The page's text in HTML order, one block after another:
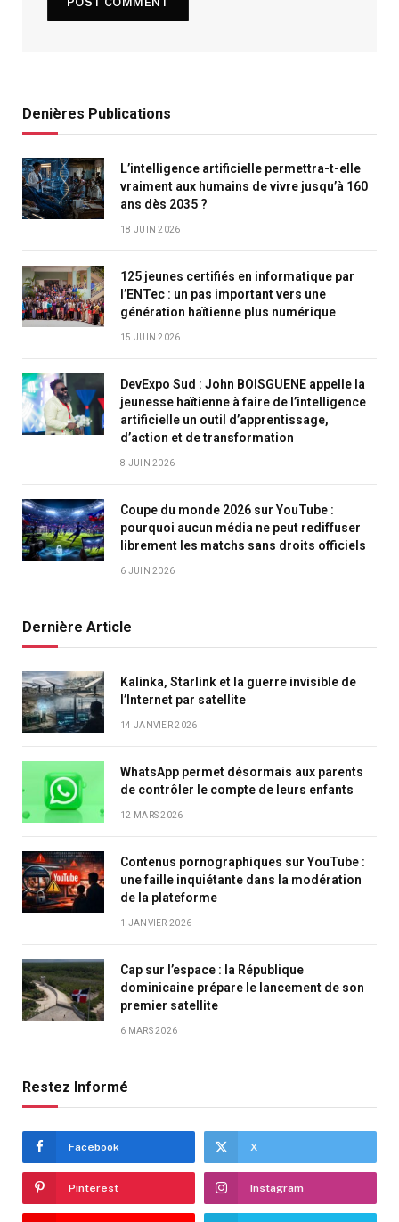
Denières Publications
L’intelligence artificielle permettra-t-elle
vraiment aux humains de vivre jusqu’à 160
ans dès 2035 ?
18 JUIN 2026
125 jeunes certifiés en informatique par
l’ENTec : un pas important vers une
génération haïtienne plus numérique
15 JUIN 2026
DevExpo Sud : John BOISGUENE appelle la
jeunesse haïtienne à faire de l’intelligence
artificielle un outil d’apprentissage,
d’action et de transformation
8 JUIN 2026
Coupe du monde 2026 sur YouTube :
pourquoi aucun média ne peut rediffuser
librement les matchs sans droits officiels
6 JUIN 2026
Dernière Article
Kalinka, Starlink et la guerre invisible de
l’Internet par satellite
14 JANVIER 2026
WhatsApp permet désormais aux parents
de contrôler le compte de leurs enfants
12 MARS 2026
Contenus pornographiques sur YouTube :
une faille inquiétante dans la modération
de la plateforme
1 JANVIER 2026
Cap sur l’espace : la République
dominicaine prépare le lancement de son
premier satellite
6 MARS 2026
Restez Informé
Facebook X
Pinterest Instagram